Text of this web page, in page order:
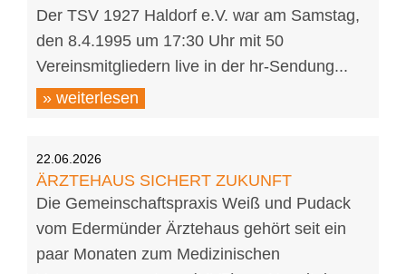
Der TSV 1927 Haldorf e.V. war am Samstag,
den 8.4.1995 um 17:30 Uhr mit 50
Vereinsmitgliedern live in der hr-Sendung...
» weiterlesen
22.06.2026
ÄRZTEHAUS SICHERT ZUKUNFT
Die Gemeinschaftspraxis Weiß und Pudack
vom Edermünder Ärztehaus gehört seit ein
paar Monaten zum Medizinischen